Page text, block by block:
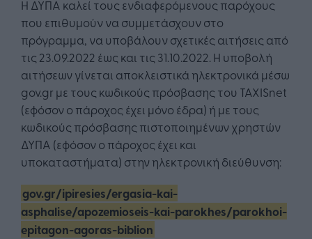
Η ΔΥΠΑ καλεί τους ενδιαφερόμενους παρόχους
που επιθυμούν να συμμετάσχουν στο
πρόγραμμα, να υποβάλουν σχετικές αιτήσεις από
τις 23.09.2022 έως και τις 31.10.2022. Η υποβολή
αιτήσεων γίνεται αποκλειστικά ηλεκτρονικά μέσω
gov.gr με τους κωδικούς πρόσβασης του TAXISnet
(εφόσον ο πάροχος έχει μόνο έδρα) ή με τους
κωδικούς πρόσβασης πιστοποιημένων χρηστών
ΔΥΠΑ (εφόσον ο πάροχος έχει και
υποκαταστήματα) στην ηλεκτρονική διεύθυνση:
gov.gr/ipiresies/ergasia-kai-
asphalise/apozemioseis-kai-parokhes/parokhoi-
epitagon-agoras-biblion